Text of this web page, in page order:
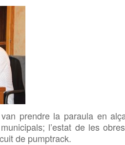
prendre la paraula en
l’estat de les
de pumptrack.